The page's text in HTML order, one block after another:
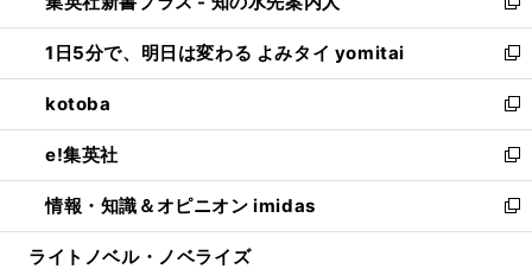
ウ
で
開
く
ィ
ン
ド
ウ
で
開
く
い
ウ
ィ
ン
ド
ウ
で
開
く
新
し
い
ウ
ィ
ン
ド
ウ
で
開
1日5分で、明日は変わる よみタイ yomitai
新
し
い
ウ
ィ
ン
ド
ウ
kotoba
新
し
い
ウ
ィ
ン
e!集英社
新
し
い
ウ
情報・知識＆オピニオン imidas
新
し
ライトノベル・ノベライズ